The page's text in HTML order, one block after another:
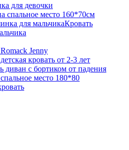
для девочки
спальное место 160*70см
Кровать
Jenny
кровать от 2-3 лет
диван с бортиком от падения
место 180*80